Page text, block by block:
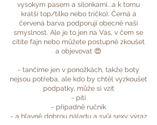
vysokým pasem a silonkami...a k tomu
kratší top/tílko nebo tričko). Černá a
červená barva podporují obecně naši
smyslnost. Ale je to jen na Vás, v čem se
cítíte fajn nebo můžete postupně zkoušet
a objevovat 😍
- tančíme jen v ponožkách, takže boty
nejsou potřeba, ale kdo by chtěl vyzkoušet
podpatky, může si vzít
- pití
- případně ručník
- a hlavně dobrou náladu a svůj sexy výraz